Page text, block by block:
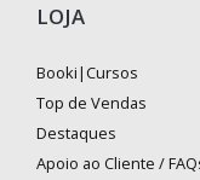
LOJA
Booki|Cursos
Top de Vendas
Destaques
Apoio ao Cliente /